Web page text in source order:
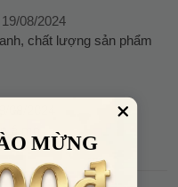
08/2024
chất lượng sản phẩm
á mn
MỪNG